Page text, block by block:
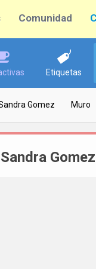
Comunidad
Etiquetas
Gomez Muro
Gomez